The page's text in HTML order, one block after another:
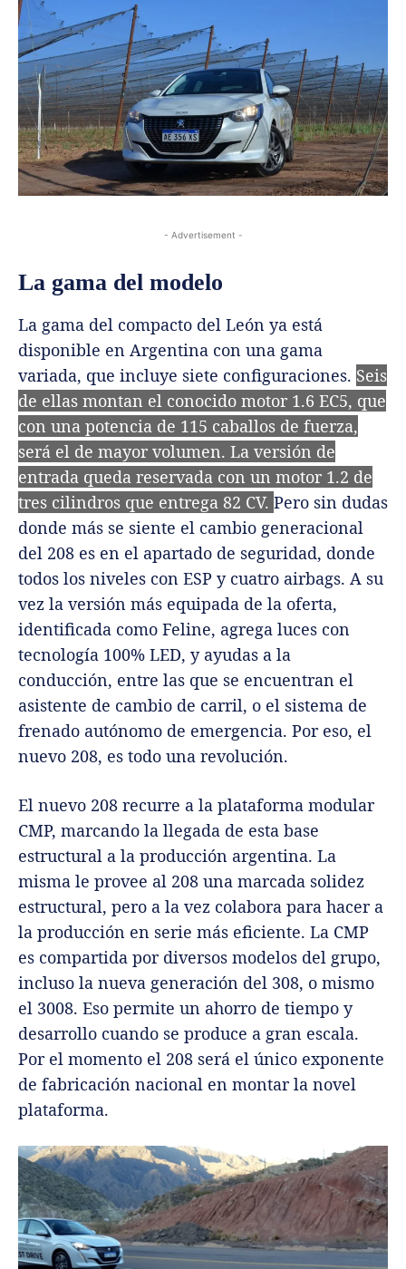
- Advertisement -
La gama del modelo
La gama del compacto del León ya está
disponible en Argentina con una gama
variada, que incluye siete configuraciones. Seis
de ellas montan el conocido motor 1.6 EC5, que
con una potencia de 115 caballos de fuerza,
será el de mayor volumen. La versión de
entrada queda reservada con un motor 1.2 de
tres cilindros que entrega 82 CV. Pero sin dudas
donde más se siente el cambio generacional
del 208 es en el apartado de seguridad, donde
todos los niveles con ESP y cuatro airbags. A su
vez la versión más equipada de la oferta,
identificada como Feline, agrega luces con
tecnología 100% LED, y ayudas a la
conducción, entre las que se encuentran el
asistente de cambio de carril, o el sistema de
frenado autónomo de emergencia. Por eso, el
nuevo 208, es todo una revolución.
El nuevo 208 recurre a la plataforma modular
CMP, marcando la llegada de esta base
estructural a la producción argentina. La
misma le provee al 208 una marcada solidez
estructural, pero a la vez colabora para hacer a
la producción en serie más eficiente. La CMP
es compartida por diversos modelos del grupo,
incluso la nueva generación del 308, o mismo
el 3008. Eso permite un ahorro de tiempo y
desarrollo cuando se produce a gran escala.
Por el momento el 208 será el único exponente
de fabricación nacional en montar la novel
plataforma.